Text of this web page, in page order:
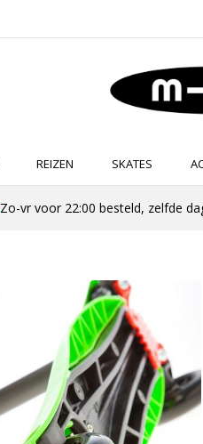
REIZEN SKATES
Zo-vr voor 22:00 besteld, zelfde